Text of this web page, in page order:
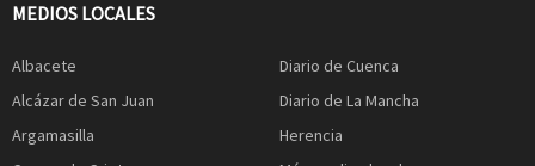
MEDIOS LOCALES
Albacete
Alcázar de San Juan
Argamasilla
Diario de Cuenca
Diario de La Mancha
Herencia